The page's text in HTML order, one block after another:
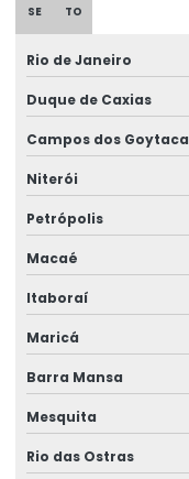
Assistencia técnica
Assistência técnica
Assistência técnica
periculosidade
Assistência técnica
Assistente técnico em
Assistente técnico
Assistente técnico
Avaliação da
SE TO
Rio de Janeiro
Duque de Caxias
Campos dos
Niterói
Petrópolis
Macaé
Itaboraí
Maricá
Barra Mansa
Mesquita
Rio das Ostras